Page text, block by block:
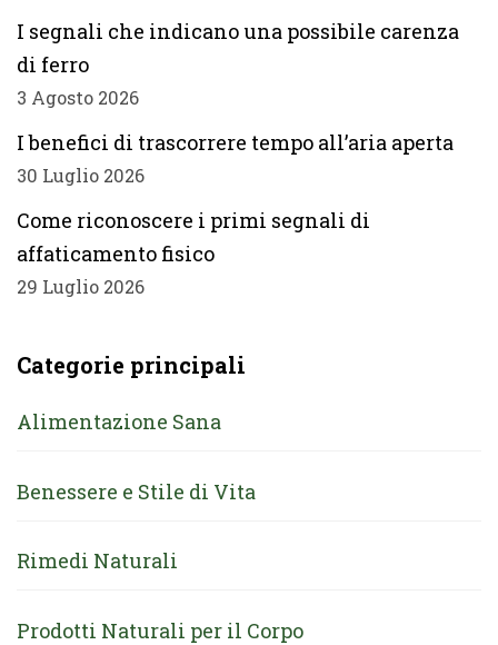
I segnali che indicano una possibile carenza
di ferro
3 Agosto 2026
I benefici di trascorrere tempo all’aria aperta
30 Luglio 2026
Come riconoscere i primi segnali di
affaticamento fisico
29 Luglio 2026
Categorie principali
Alimentazione Sana
Benessere e Stile di Vita
Rimedi Naturali
Prodotti Naturali per il Corpo